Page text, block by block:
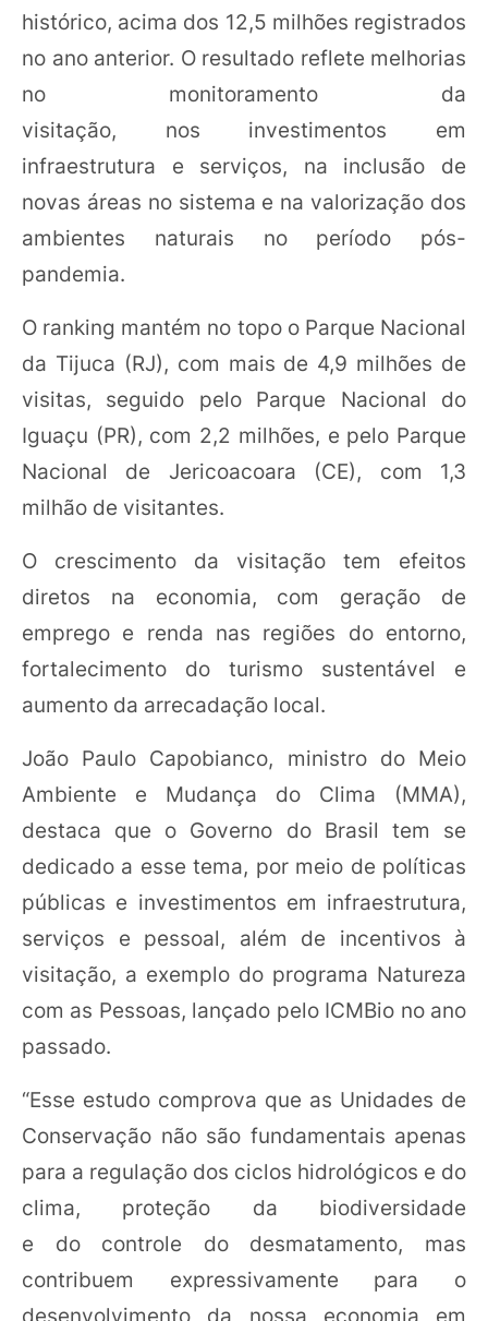
histórico, acima dos 12,5 milhões registrados
no ano anterior. O resultado reflete melhorias
no monitoramento da
visitação, nos investimentos em
infraestrutura e serviços, na inclusão de
novas áreas no sistema e na valorização dos
ambientes naturais no período pós-
pandemia.
O ranking mantém no topo o Parque Nacional
da Tijuca (RJ), com mais de 4,9 milhões de
visitas, seguido pelo Parque Nacional do
Iguaçu (PR), com 2,2 milhões, e pelo Parque
Nacional de Jericoacoara (CE), com 1,3
milhão de visitantes.
O crescimento da visitação tem efeitos
diretos na economia, com geração de
emprego e renda nas regiões do entorno,
fortalecimento do turismo sustentável e
aumento da arrecadação local.
João Paulo Capobianco, ministro do Meio
Ambiente e Mudança do Clima (MMA),
destaca que o Governo do Brasil tem se
dedicado a esse tema, por meio de políticas
públicas e investimentos em infraestrutura,
serviços e pessoal, além de incentivos à
visitação, a exemplo do programa Natureza
com as Pessoas, lançado pelo ICMBio no ano
passado.
“Esse estudo comprova que as Unidades de
Conservação não são fundamentais apenas
para a regulação dos ciclos hidrológicos e do
clima, proteção da biodiversidade
e do controle do desmatamento, mas
contribuem expressivamente para o
desenvolvimento da nossa economia em